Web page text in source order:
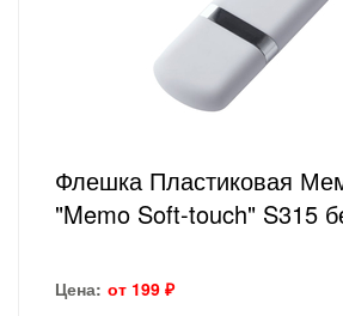
Флешка Пластиковая
"Memo Soft-touch" S315
Цена: от 199 ₽